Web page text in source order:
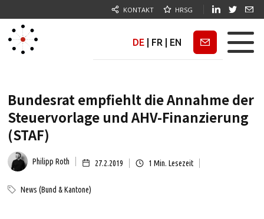
KONTAKT HRSG
DE FR EN Newsletter
Bundesrat empfiehlt die Annahme der
Steuervorlage und AHV-Finanzierung
(STAF)
Philipp Roth 27.2.2019 1 Min. Lesezeit
News (Bund & Kantone)